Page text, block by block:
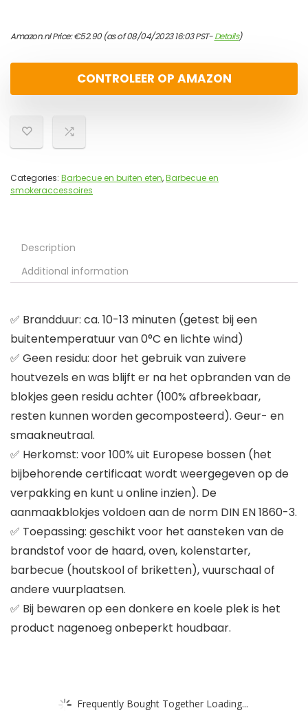
Amazon.nl Price:€52.90(as of 08/04/2023 16:03 PST-Details)
CONTROLEER OP AMAZON
Categories: Barbecue en buiten eten,Barbecue en
smokeraccessoires
Description
Additional information
✅ Brandduur: ca. 10-13 minuten (getest bij een
buitentemperatuur van 0°C en lichte wind)
✅ Geen residu: door het gebruik van zuivere
houtvezels en was blijft er na het opbranden van de
blokjes geen residu achter (100% afbreekbaar,
resten kunnen worden gecomposteerd). Geur- en
smaakneutraal.
✅ Herkomst: voor 100% uit Europese bossen (het
bijbehorende certificaat wordt weergegeven op de
verpakking en kunt u online inzien). De
aanmaakblokjes voldoen aan de norm DIN EN 1860-3.
✅ Toepassing: geschikt voor het aansteken van de
brandstof voor de haard, oven, kolenstarter,
barbecue (houtskool of briketten), vuurschaal of
andere vuurplaatsen.
✅ Bij bewaren op een donkere en koele plek is het
product nagenoeg onbeperkt houdbaar.
Frequently Bought Together Loading...